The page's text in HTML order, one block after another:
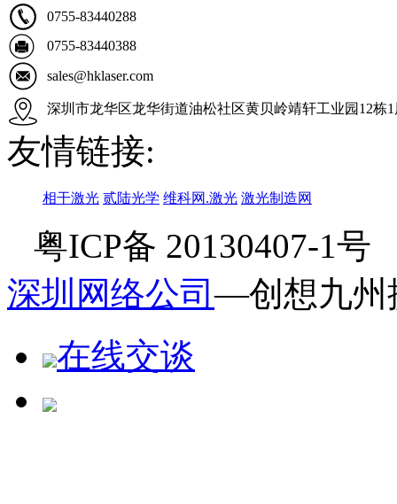
0755-83440288
0755-83440388
sales@hklaser.com
深圳市龙华区龙华街道油松社区黄贝岭靖轩工业园12栋1
友情链接:
相干激光 贰陆光学 维科网.激光 激光制造网
粤ICP备 20130407-1号
深圳网络公司—创想九州
在线交谈